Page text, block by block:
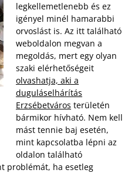
legkellemetlenebb és ez
igényel minél hamarabbi
orvoslást is. Az itt található
weboldalon megvan a
megoldás, mert egy olyan
szaki elérhetőségeit
olvashatja, aki a
duguláselhárítás
Erzsébetváros területén
bármikor hívható. Nem kell
mást tennie baj esetén,
mint kapcsolatba lépni az
oldalon található
problémát, ha esetleg